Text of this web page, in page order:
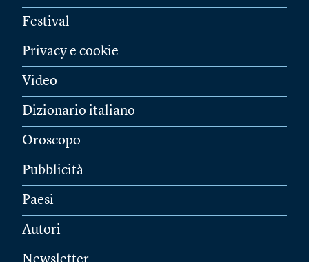
Festival
Privacy e cookie
Video
Dizionario italiano
Oroscopo
Pubblicità
Paesi
Autori